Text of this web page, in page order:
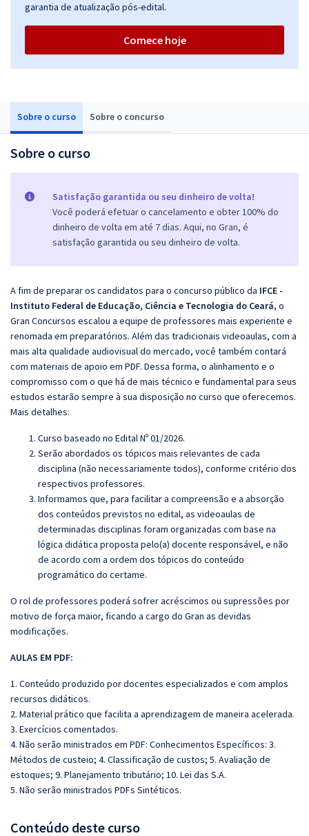
Sobre o curso Sobre o concurso
Sobre o curso
Satisfação garantida ou seu dinheiro de volta!
Você poderá efetuar o cancelamento e obter 100% do
dinheiro de volta em até 7 dias. Aqui, no Gran, é
satisfação garantida ou seu dinheiro de volta.
A fim de preparar os candidatos para o concurso público da IFCE -
Instituto Federal de Educação, Ciência e Tecnologia do Ceará, o
Gran Concursos escalou a equipe de professores mais experiente e
renomada em preparatórios. Além das tradicionais videoaulas, com a
mais alta qualidade audiovisual do mercado, você também contará
com materiais de apoio em PDF. Dessa forma, o alinhamento e o
compromisso com o que há de mais técnico e fundamental para seus
estudos estarão sempre à sua disposição no curso que oferecemos.
Mais detalhes:
Curso baseado no Edital Nº 01/2026.
Serão abordados os tópicos mais relevantes de cada
disciplina (não necessariamente todos), conforme critério dos
respectivos professores.
Informamos que, para facilitar a compreensão e a absorção
dos conteúdos previstos no edital, as videoaulas de
determinadas disciplinas foram organizadas com base na
lógica didática proposta pelo(a) docente responsável, e não
de acordo com a ordem dos tópicos do conteúdo
programático do certame.
O rol de professores poderá sofrer acréscimos ou supressões por
motivo de força maior, ficando a cargo do Gran as devidas
modificações.
AULAS EM PDF:
1. Conteúdo produzido por docentes especializados e com amplos
recursos didáticos.
2. Material prático que facilita a aprendizagem de maneira acelerada.
3. Exercícios comentados.
4. Não serão ministrados em PDF: Conhecimentos Específicos: 3.
Métodos de custeio; 4. Classificação de custos; 5. Avaliação de
estoques; 9. Planejamento tributário; 10. Lei das S.A.
5. Não serão ministrados PDFs Sintéticos.
Conteúdo deste curso
garantia de atualização pós-edital.
Comece hoje